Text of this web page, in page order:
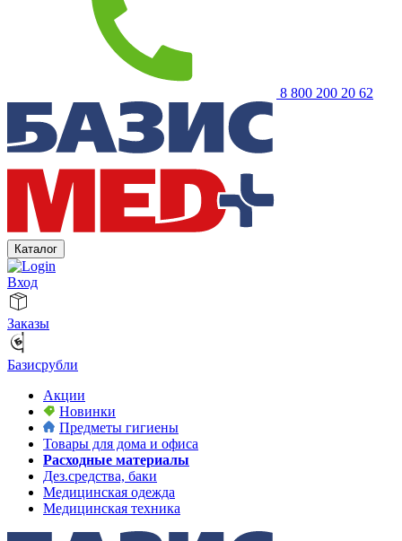
8 800 200 20 62
Каталог
Вход
Заказы
Базисрубли
Акции
Новинки
Предметы гигиены
Товары для дома и офиса
Расходные материалы
Дез.средства, баки
Медицинская одежда
Медицинская техника